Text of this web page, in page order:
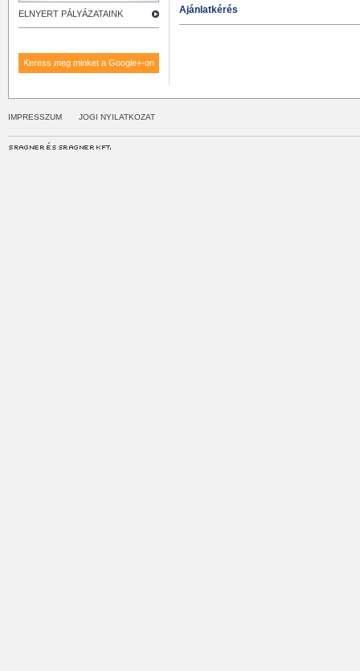
ELNYERT PÁLYÁZATAINK
Keress meg minket a Google+-on
Ajánlatkérés
IMPRESSZUM JOGI NYILATKOZAT